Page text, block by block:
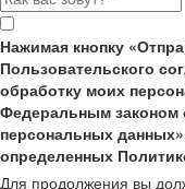
Нажимая кнопку
Пользовательского
обработку моих
Федеральным законом
персональных
определенных
Для продолжения вы